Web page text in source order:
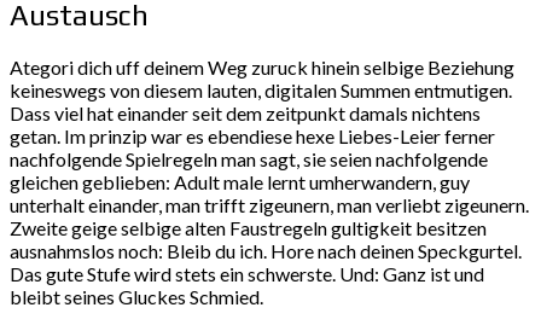
Austausch
Ategori dich uff deinem Weg zuruck hinein selbige Beziehung
keineswegs von diesem lauten, digitalen Summen entmutigen.
Dass viel hat einander seit dem zeitpunkt damals nichtens
getan. Im prinzip war es ebendiese hexe Liebes-Leier ferner
nachfolgende Spielregeln man sagt, sie seien nachfolgende
gleichen geblieben: Adult male lernt umherwandern, guy
unterhalt einander, man trifft zigeunern, man verliebt zigeunern.
Zweite geige selbige alten Faustregeln gultigkeit besitzen
ausnahmslos noch: Bleib du ich. Hore nach deinen Speckgurtel.
Das gute Stufe wird stets ein schwerste. Und: Ganz ist und
bleibt seines Gluckes Schmied.